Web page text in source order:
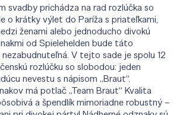
svadby prichádza na rad rozlúčka so
o krátky výlet do Paríža s priateľkami,
ženami alebo jednoducho divokú
od Spielehelden bude táto
V tejto sade je spolu 12
rozlúčku so slobodou: jeden
nevestu s nápisom „Braut“.
má potlač „Team Braut“ Kvalita
a špendlík mimoriadne robustný –